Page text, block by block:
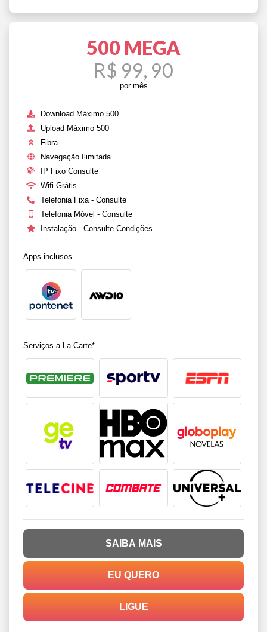
500 MEGA
R$ 99, 90
por mês
Download Máximo 500
Upload Máximo 500
Fibra
Navegação Ilimitada
IP Fixo Consulte
Wifi Grátis
Telefonia Fixa - Consulte
Telefonia Móvel - Consulte
Instalação - Consulte Condições
Apps inclusos
Serviços a La Carte*
SAIBA MAIS
EU QUERO
LIGUE